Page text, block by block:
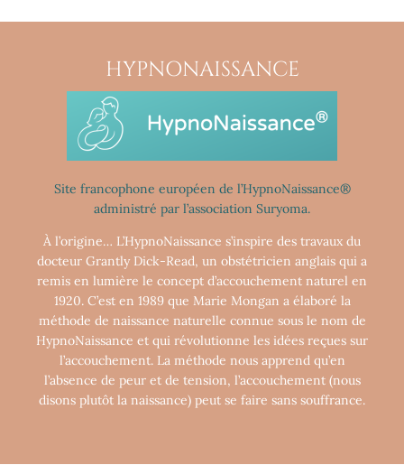
HYPNONAISSANCE
Site francophone européen de l’HypnoNaissance®
administré par l’association Suryoma.
À l’origine… L’HypnoNaissance s’inspire des travaux du
docteur Grantly Dick-Read, un obstétricien anglais qui a
remis en lumière le concept d’accouchement naturel en
1920. C’est en 1989 que Marie Mongan a élaboré la
méthode de naissance naturelle connue sous le nom de
HypnoNaissance et qui révolutionne les idées reçues sur
l’accouchement. La méthode nous apprend qu’en
l’absence de peur et de tension, l’accouchement (nous
disons plutôt la naissance) peut se faire sans souffrance.